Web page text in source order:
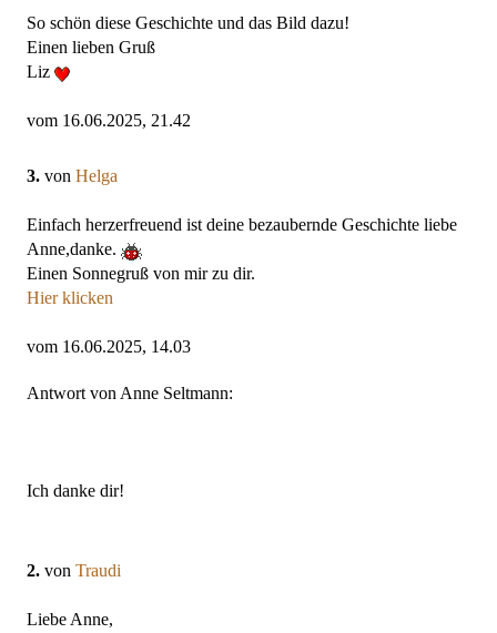
So schön diese Geschichte und das Bild dazu!
Einen lieben Gruß
Liz
vom 16.06.2025, 21.42
3. von Helga
Einfach herzerfreuend ist deine bezaubernde Geschichte liebe
Anne,danke.
Einen Sonnegruß von mir zu dir.
Hier klicken
vom 16.06.2025, 14.03
Antwort von Anne Seltmann:
Ich danke dir!
2. von Traudi
Liebe Anne,